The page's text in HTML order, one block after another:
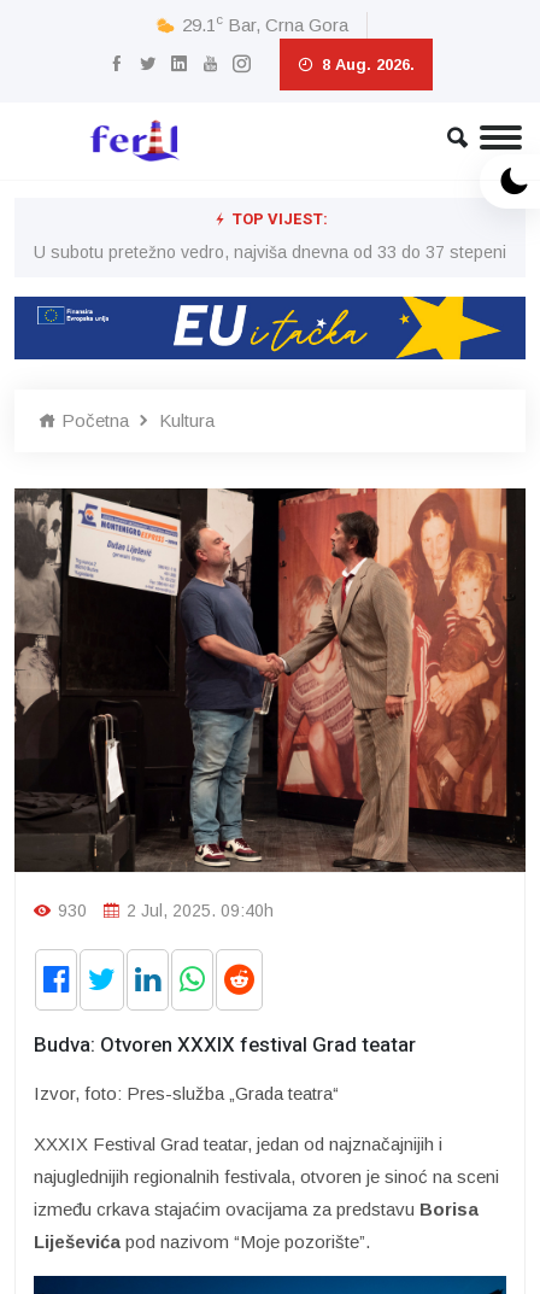
29.1 c Bar, Crna Gora
8 Aug. 2026.
TOP VIJEST:
U subotu pretežno vedro, najviša dnevna od 33 do 37 stepeni
Početna Kultura
930 2 Jul, 2025. 09:40h
Budva: Otvoren XXXIX festival Grad teatar
Izvor, foto: Pres-služba „Grada teatra“
XXXIX Festival Grad teatar, jedan od najznačajnijih i
najuglednijih regionalnih festivala, otvoren je sinoć na sceni
između crkava stajaćim ovacijama za predstavu Borisa
Liješevića pod nazivom “Moje pozorište”.